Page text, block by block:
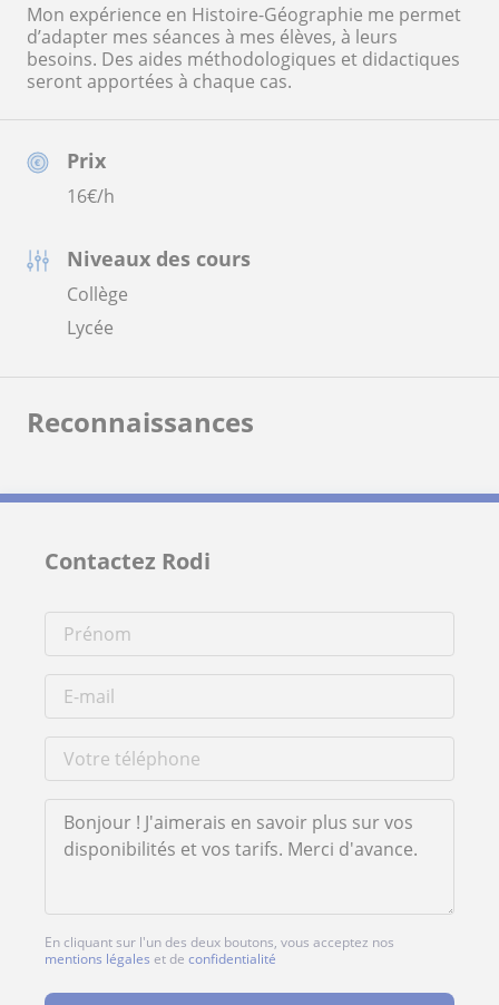
Prix
16€/h
Niveaux des cours
Collège
Lycée
Mon expérience en Histoire-Géographie me permet
d’adapter mes séances à mes élèves, à leurs
besoins. Des aides méthodologiques et didactiques
seront apportées à chaque cas.
Reconnaissances
Contactez Rodi
En cliquant sur l'un des deux boutons, vous acceptez nos
mentions légales et de confidentialité